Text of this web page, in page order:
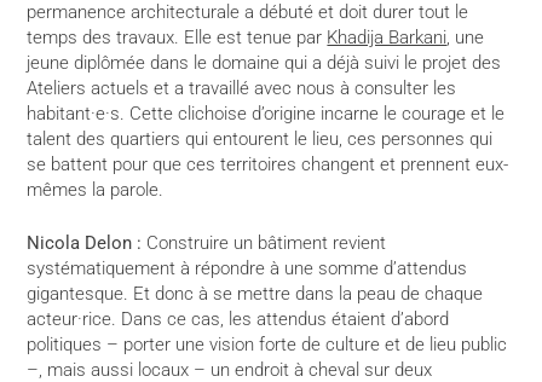
permanence architecturale a débuté et doit durer tout le
temps des travaux. Elle est tenue par Khadija Barkani, une
jeune diplômée dans le domaine qui a déjà suivi le projet des
Ateliers actuels et a travaillé avec nous à consulter les
habitant·e·s. Cette clichoise d’origine incarne le courage et le
talent des quartiers qui entourent le lieu, ces personnes qui
se battent pour que ces territoires changent et prennent eux-
mêmes la parole.
Nicola Delon : Construire un bâtiment revient
systématiquement à répondre à une somme d’attendus
gigantesque. Et donc à se mettre dans la peau de chaque
acteur·rice. Dans ce cas, les attendus étaient d’abord
politiques – porter une vision forte de culture et de lieu public
–, mais aussi locaux – un endroit à cheval sur deux